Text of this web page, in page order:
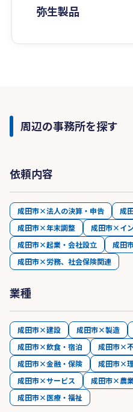
弥生製品
周辺の事務所を探す
依頼内容
成田市×法人の決算・申告
成
成田市×年末調整
成田市×イ
成田市×起業・会社設立
成田
成田市×労務、社会保険関連
業種
成田市×建設 成田市×製造
成田市×飲食・宿泊
成田市×
成田市×金融・保険
成田市×
成田市×サービス
成田市×農
成田市×医療・福祉